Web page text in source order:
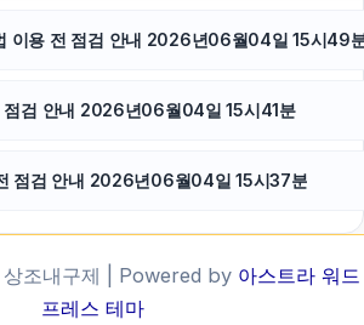
이용 전 점검 안내 2026년06월04일 15시49
점검 안내 2026년06월04일 15시41분
점검 안내 2026년06월04일 15시37분
조내구제 | Powered by 아스트라 워드
프레스 테마